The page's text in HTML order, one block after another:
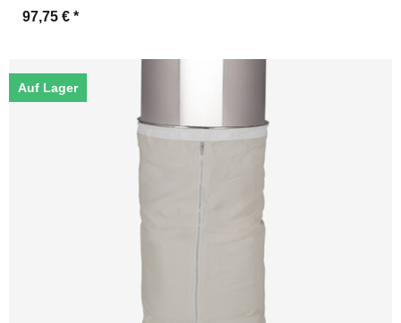
97,75 € *
Auf Lager